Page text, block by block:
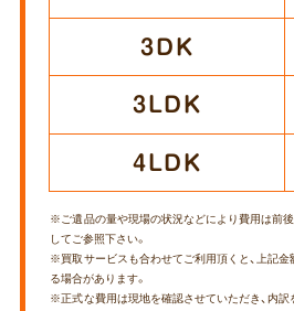
3DK
3LDK
4LDK
※ご遺品の量や現場の状況などにより費用は前後
してご参照下さい。
※買取サービスも合わせてご利用頂くと、上記金
る場合があります。
※正式な費用は現地を確認させていただき、内